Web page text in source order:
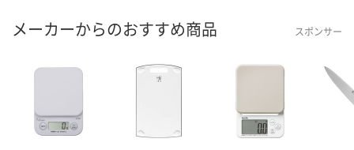
メーカーからのおすすめ商品 スポンサー